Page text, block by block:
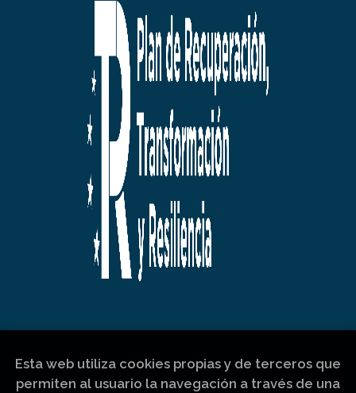
Esta web utiliza cookies propias y de terceros que
permiten al usuario la navegación a través de una